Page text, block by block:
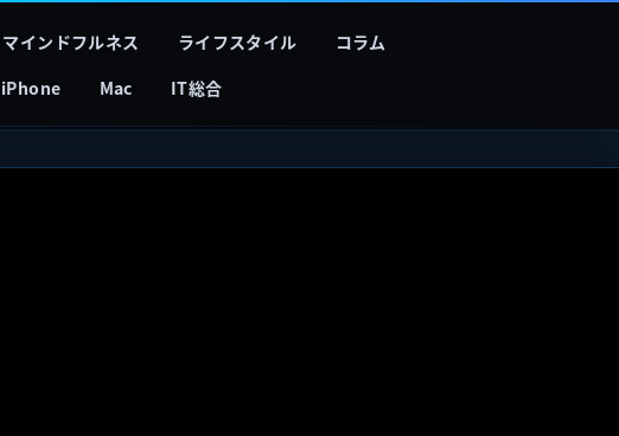
マインドフルネス ライフスタイル
コラム
iPhone Mac IT総合